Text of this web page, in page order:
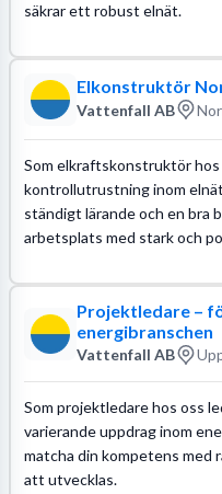
säkrar ett robust elnät.
Elkonstruktör
Vattenfall AB
Som elkraftskonstruktör
kontrollutrustning inom
ständigt lärande och en bra
arbetsplats med stark och
Projektledare –
energibranschen
Vattenfall AB
Som projektledare hos oss
varierande uppdrag inom
matcha din kompetens med
att utvecklas.